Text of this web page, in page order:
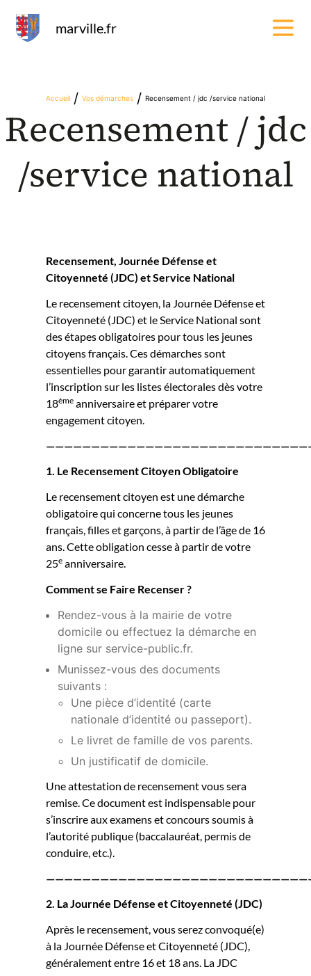
marville.fr
Accueil / Vos démarches / Recensement / jdc /service national
Recensement / jdc
/service national
Recensement, Journée Défense et
Citoyenneté (JDC) et Service National
Le recensement citoyen, la Journée Défense et
Citoyenneté (JDC) et le Service National sont
des étapes obligatoires pour tous les jeunes
citoyens français. Ces démarches sont
essentielles pour garantir automatiquement
l’inscription sur les listes électorales dès votre
18èmeanniversaire et préparer votre
engagement citoyen.
1. Le Recensement Citoyen Obligatoire
Le recensement citoyen est une démarche
obligatoire qui concerne tous les jeunes
français, filles et garçons, à partir de l’âge de 16
ans. Cette obligation cesse à partir de votre
25eanniversaire.
Comment se Faire Recenser ?
Rendez-vous à la mairie de votre
domicile ou effectuez la démarche en
ligne sur service-public.fr.
Munissez-vous des documents
suivants :
Une pièce d’identité (carte
nationale d’identité ou passeport).
Le livret de famille de vos parents.
Un justificatif de domicile.
Une attestation de recensement vous sera
remise. Ce document est indispensable pour
s’inscrire aux examens et concours soumis à
l’autorité publique (baccalauréat, permis de
conduire, etc.).
2. La Journée Défense et Citoyenneté (JDC)
Après le recensement, vous serez convoqué(e)
à la Journée Défense et Citoyenneté (JDC),
généralement entre 16 et 18 ans. La JDC